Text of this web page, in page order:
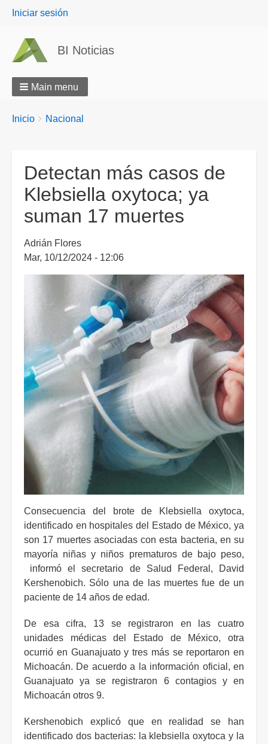
User
Iniciar sesión
BI Noticias
Main menu
Breadcrumbs
You
Inicio Nacional
Detectan más casos de
Klebsiella oxytoca; ya
suman 17 muertes
Adrián Flores
Mar, 10/12/2024 - 12:06
Consecuencia del brote de Klebsiella oxytoca,
identificado en hospitales del Estado de México, ya
son 17 muertes asociadas con esta bacteria, en su
mayoría niñas y niños prematuros de bajo peso,
informó el secretario de Salud Federal, David
Kershenobich. Sólo una de las muertes fue de un
paciente de 14 años de edad.
De esa cifra, 13 se registraron en las cuatro
unidades médicas del Estado de México, otra
ocurrió en Guanajuato y tres más se reportaron en
Michoacán. De acuerdo a la información oficial, en
Guanajuato ya se registraron 6 contagios y en
Michoacán otros 9.
Kershenobich explicó que en realidad se han
identificado dos bacterias: la klebsiella oxytoca y la